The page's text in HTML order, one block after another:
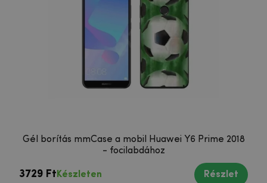
Gél borítás mmCase a mobil Huawei Y6 Prime 2018
- focilabdához
3729 Ft Készleten Részlet